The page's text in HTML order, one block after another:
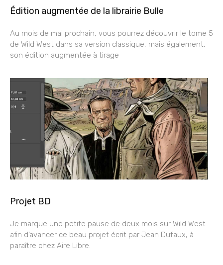
Édition augmentée de la librairie Bulle
Au mois de mai prochain, vous pourrez découvrir le tome 5
de Wild West dans sa version classique, mais également,
son édition augmentée à tirage
Projet BD
Je marque une petite pause de deux mois sur Wild West
afin d’avancer ce beau projet écrit par Jean Dufaux, à
paraître chez Aire Libre.